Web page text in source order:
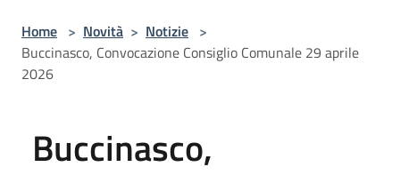
Home > Novità > Notizie >
Buccinasco, Convocazione Consiglio Comunale 29 aprile
2026
Buccinasco,